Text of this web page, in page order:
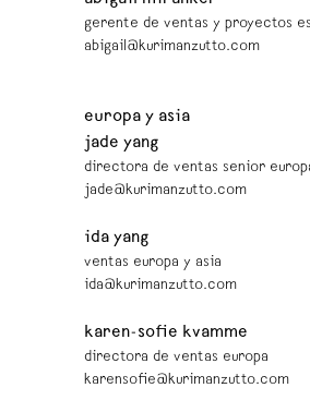
gerente de ventas y proyectos
abigail@kurimanzutto.com
europa y asia
jade yang
directora de ventas senior
jade@kurimanzutto.com
ida yang
ventas europa y asia
ida@kurimanzutto.com
karen-sofie kvamme
directora de ventas europa
karensofie@kurimanzutto.com